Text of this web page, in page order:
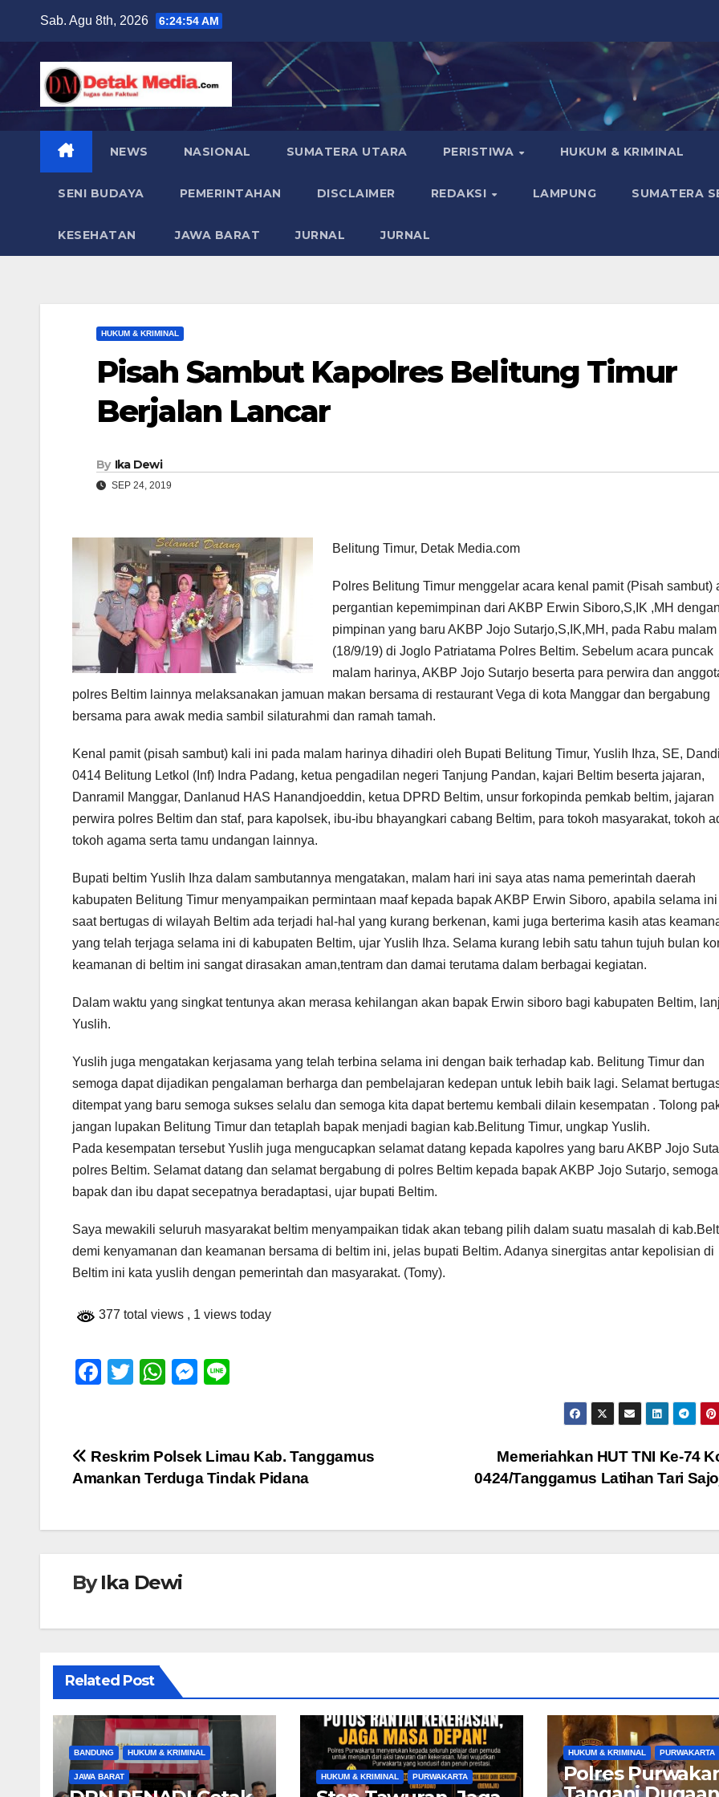
content
Sab. Agu 8th, 2026 6:24:55 AM
NEWS NASIONAL SUMATERA UTARA PERISTIWA HUKUM & KRIMINAL
SENI BUDAYA PEMERINTAHAN DISCLAIMER REDAKSI LAMPUNG SUMATERA
KESEHATAN JAWA BARAT JURNAL JURNAL
HUKUM & KRIMINAL
Pisah Sambut Kapolres Belitung Timur
Berjalan Lancar
By Ika Dewi
SEP 24, 2019
Belitung Timur, Detak Media.com
Polres Belitung Timur menggelar acara kenal pamit (Pisah sambut)
pergantian kepemimpinan dari AKBP Erwin Siboro,S,IK ,MH
pimpinan yang baru AKBP Jojo Sutarjo,S,IK,MH, pada Rabu malam
(18/9/19) di Joglo Patriatama Polres Beltim. Sebelum acara puncak
malam harinya, AKBP Jojo Sutarjo beserta para perwira dan
polres Beltim lainnya melaksanakan jamuan makan bersama di restaurant Vega di kota Manggar dan bergabung
bersama para awak media sambil silaturahmi dan ramah tamah.
Kenal pamit (pisah sambut) kali ini pada malam harinya dihadiri oleh Bupati Belitung Timur, Yuslih Ihza, SE,
0414 Belitung Letkol (Inf) Indra Padang, ketua pengadilan negeri Tanjung Pandan, kajari Beltim beserta jajaran,
Danramil Manggar, Danlanud HAS Hanandjoeddin, ketua DPRD Beltim, unsur forkopinda pemkab beltim, jajaran
perwira polres Beltim dan staf, para kapolsek, ibu-ibu bhayangkari cabang Beltim, para tokoh masyarakat, tokoh
tokoh agama serta tamu undangan lainnya.
Bupati beltim Yuslih Ihza dalam sambutannya mengatakan, malam hari ini saya atas nama pemerintah daerah
kabupaten Belitung Timur menyampaikan permintaan maaf kepada bapak AKBP Erwin Siboro, apabila selama
saat bertugas di wilayah Beltim ada terjadi hal-hal yang kurang berkenan, kami juga berterima kasih atas
yang telah terjaga selama ini di kabupaten Beltim, ujar Yuslih Ihza. Selama kurang lebih satu tahun tujuh bulan
keamanan di beltim ini sangat dirasakan aman,tentram dan damai terutama dalam berbagai kegiatan.
Dalam waktu yang singkat tentunya akan merasa kehilangan akan bapak Erwin siboro bagi kabupaten Beltim,
Yuslih.
Yuslih juga mengatakan kerjasama yang telah terbina selama ini dengan baik terhadap kab. Belitung Timur dan
semoga dapat dijadikan pengalaman berharga dan pembelajaran kedepan untuk lebih baik lagi. Selamat
ditempat yang baru semoga sukses selalu dan semoga kita dapat bertemu kembali dilain kesempatan . Tolong
jangan lupakan Belitung Timur dan tetaplah bapak menjadi bagian kab.Belitung Timur, ungkap Yuslih.
Pada kesempatan tersebut Yuslih juga mengucapkan selamat datang kepada kapolres yang baru AKBP Jojo
polres Beltim. Selamat datang dan selamat bergabung di polres Beltim kepada bapak AKBP Jojo Sutarjo, semoga
bapak dan ibu dapat secepatnya beradaptasi, ujar bupati Beltim.
Saya mewakili seluruh masyarakat beltim menyampaikan tidak akan tebang pilih dalam suatu masalah di
demi kenyamanan dan keamanan bersama di beltim ini, jelas bupati Beltim. Adanya sinergitas antar kepolisian di
Beltim ini kata yuslih dengan pemerintah dan masyarakat. (Tomy).
377 total views , 1 views today
F
e
b
o
T
er
W
s
A
p
M
e
n
er
Navigasi
Memeriahkan HUT TNI Ke-74
0424/Tanggamus Latihan Tari
Reskrim Polsek Limau Kab. Tanggamus
Amankan Terduga Tindak Pidana
ByIka Dewi
Related Post
BANDUNG HUKUM & KRIMINAL
JAWA BARAT HUKUM & KRIMINAL PURWAKARTA
HUKUM & KRIMINAL PURWAKARTA
Polres